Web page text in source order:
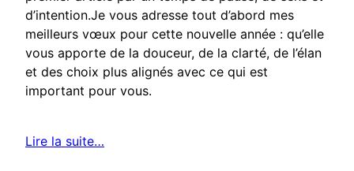
d’intention.Je vous adresse tout d’abord mes
meilleurs vœux pour cette nouvelle année : qu’elle
vous apporte de la douceur, de la clarté, de l’élan
et des choix plus alignés avec ce qui est
important pour vous.
Lire la suite…